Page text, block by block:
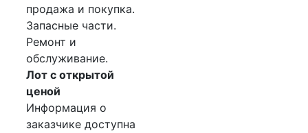
продажа и покупка.
Запасные части.
Ремонт и
обслуживание.
Лот с открытой
ценой
Информация о
заказчике доступна